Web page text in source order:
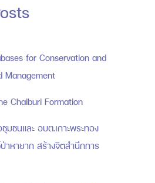
for Conservation and
Management
Chaiburi Formation
มชนและ อบต.เกาะพระทอง
าหายาก สร้างจิตสำนึกการ